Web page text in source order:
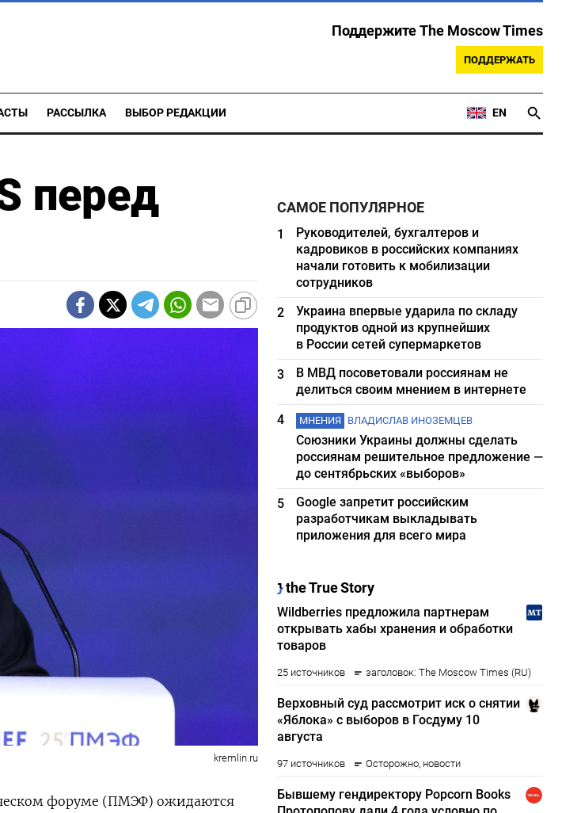
Поддержите The Moscow Times
ПОДДЕРЖАТЬ
РАССЫЛКА ВЫБОР РЕДАКЦИИ EN
перед
kremlin.ru
форуме (ПМЭФ) ожидаются
САМОЕ ПОПУЛЯРНОЕ
1
Руководителей, бухгалтеров и
кадровиков в российских компаниях
начали готовить к мобилизации
сотрудников
2
Украина впервые ударила по складу
продуктов одной из крупнейших
в России сетей супермаркетов
3
В МВД посоветовали россиянам не
делиться своим мнением в интернете
4
МНЕНИЯ ВЛАДИСЛАВ ИНОЗЕМЦЕВ
Союзники Украины должны сделать
россиянам решительное предложение —
до сентябрьских «выборов»
5
Google запретит российским
разработчикам выкладывать
приложения для всего мира